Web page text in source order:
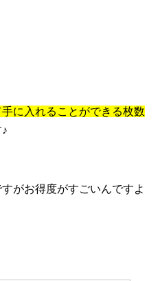
に入れることができる枚数
がお得度がすごいんですよ